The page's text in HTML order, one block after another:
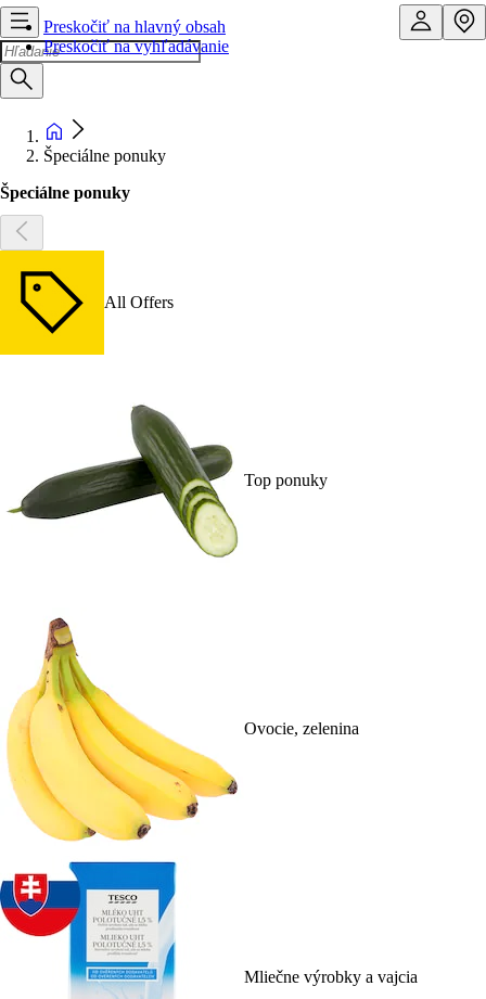
Preskočiť na hlavný obsah
Preskočiť na vyhľadávanie
Špeciálne ponuky
Špeciálne ponuky
All Offers
Top ponuky
Ovocie, zelenina
Mliečne výrobky a vajcia